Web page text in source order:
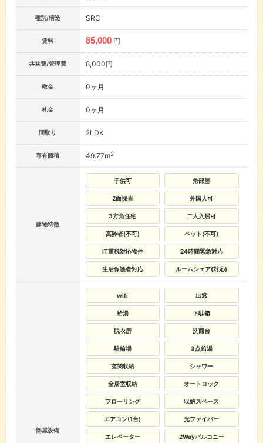
種別/構造 SRC
賃料 85,000 円
共益費/管理費 8,000円
敷金 0ヶ月
礼金 0ヶ月
間取り 2LDK
専有面積 49.77m2
建物特徴
子供可 角部屋
2面採光 外国人可
3方角住宅 二人入居可
高齢者(不可) ペット(不可)
IT重税対応物件 24時間緊急対応
生活保護者対応 ルームシェア(対応)
部屋設備
wifi 出窓
給湯 下駄箱
脱衣所 洗面台
駐輪場 3点給湯
玄関収納 シャワー
全居室収納 オートロック
フローリング 収納スペース
エアコン(1台) 光ファイバー
エレベーター 2Wayバルコニー